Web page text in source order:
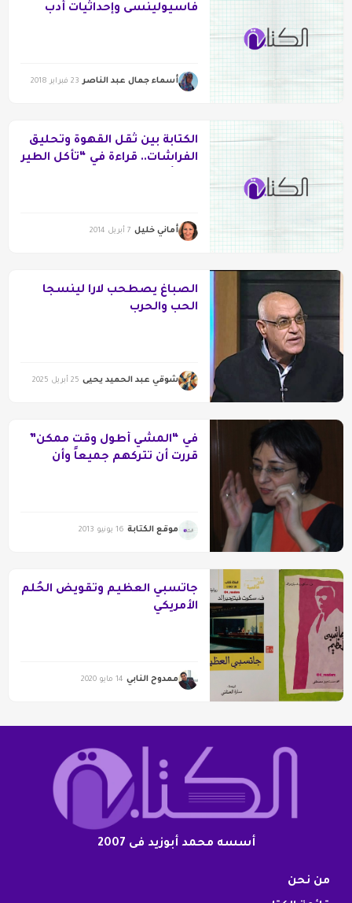
فاسيولينسى وإحداثيات أدب
أسماء جمال عبد الناصر 23 فبراير 2018
الكتابة بين ثقل القهوة وتحليق
الفراشات.. قراءة في “تأكل الطير
أماني خليل 7 أبريل 2014
الصباغ يصطحب لارا لينسجا
الحب والحرب
شوقي عبد الحميد يحيى 25 أبريل 2025
في “المشي أطول وقت ممكن”
قررت أن تتركهم جميعاً وأن
موقع الكتابة 16 يونيو 2013
جاتسبي العظيم وتقويض الحُلم
الأمريكي
ممدوح النابي 14 مايو 2020
أسسه محمد أبوزيد فى 2007
من نحن